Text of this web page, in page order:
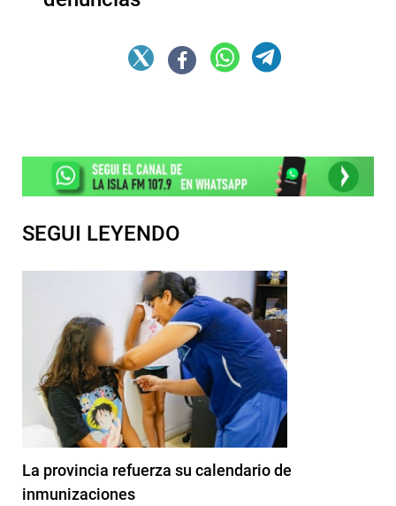
SEGUI LEYENDO
La provincia refuerza su calendario de
inmunizaciones